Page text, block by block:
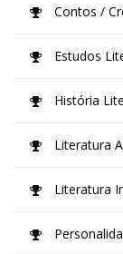
Contos /
Estudos
História
Literatura
Literatura